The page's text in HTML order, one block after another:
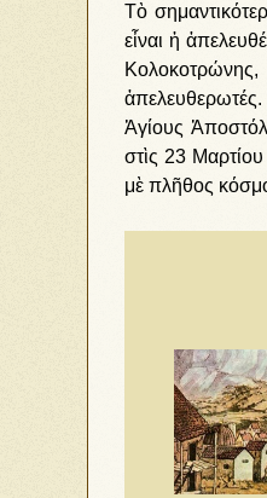
Τὸ
εἶναι ἡ
ἀπελευθερωτές.
Ἁγίους
στὶς 23
μὲ πλῆθος